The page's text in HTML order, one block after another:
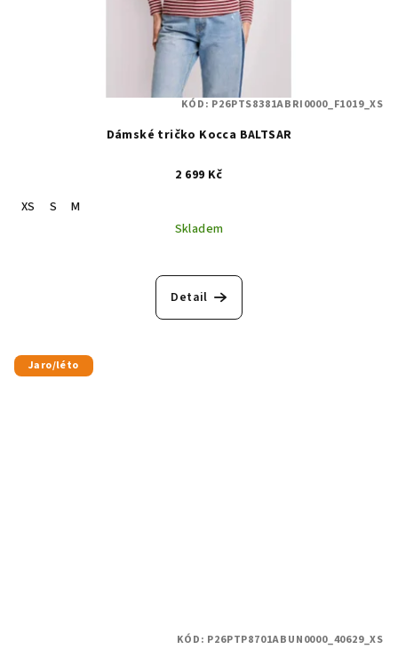
Dámské tričko Kocca BALTSAR
2 699 Kč
XS
S
M
Skladem
Detail
KÓD: P26PTS8381ABRI0000_F1019_XS
Jaro/léto
KÓD: P26PTP8701ABUN0000_40629_XS